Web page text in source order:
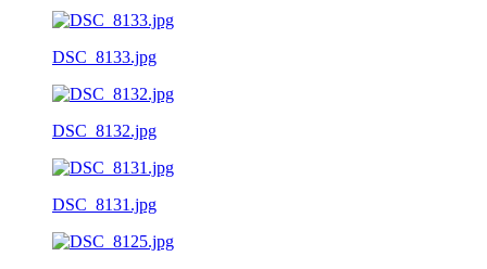
DSC_8133.jpg
DSC_8132.jpg
DSC_8131.jpg